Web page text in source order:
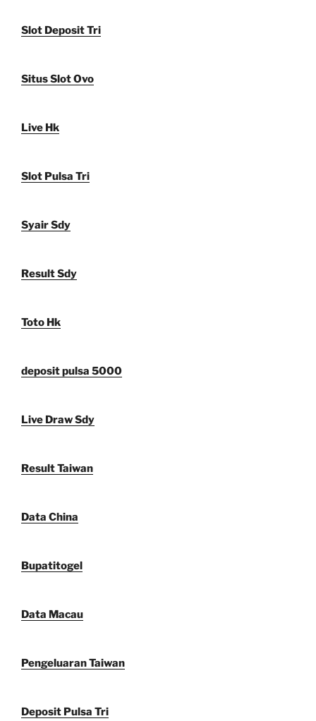
Slot Deposit Tri
Situs Slot Ovo
Live Hk
Slot Pulsa Tri
Syair Sdy
Result Sdy
Toto Hk
deposit pulsa 5000
Live Draw Sdy
Result Taiwan
Data China
Bupatitogel
Data Macau
Pengeluaran Taiwan
Deposit Pulsa Tri